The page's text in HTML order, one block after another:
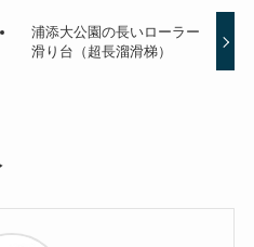
浦添大公園の長いローラー
滑り台（超長溜滑梯）